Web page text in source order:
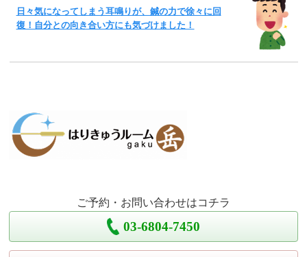
日々気になってしまう耳鳴りが、鍼の力で徐々に回
復！自分との向き合い方にも気づけました！
ご予約・お問い合わせはコチラ
03-6804-7450